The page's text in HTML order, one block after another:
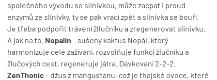
společného vývodu se slinivkou, může zacpat i proud
enzymů ze slinivky, ty se pak vrací zpět a slinivka se bouří.
Je třeba podpořit trávení žllučníku a zregenerovat slinivku.
A jak na to. Nopalin – sušený kaktus Nopál, který
harmonizuje celé zažívání, rozvolňuje funkci žlučníku a
žlučových cest, regeneruje játra. Dávkování 2-2-2.
ZenThonic – džus z mangustanu, což je thajské ovoce, které